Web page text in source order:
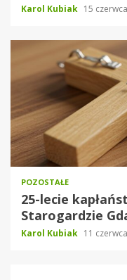
Karol Kubiak 15
POZOSTAŁE
25-lecie
Starogardzie
Karol Kubiak 11